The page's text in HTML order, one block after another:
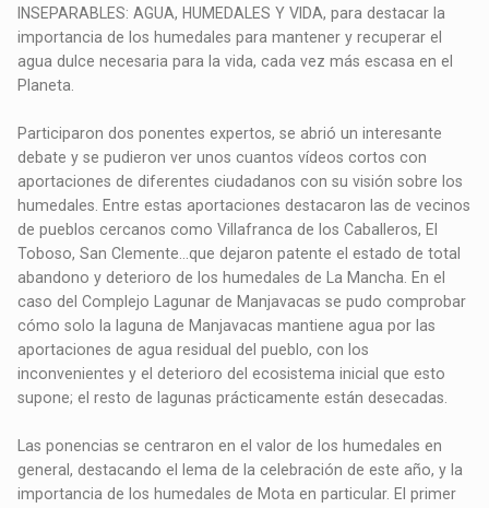
INSEPARABLES: AGUA, HUMEDALES Y VIDA, para destacar la
importancia de los humedales para mantener y recuperar el
agua dulce necesaria para la vida, cada vez más escasa en el
Planeta.
Participaron dos ponentes expertos, se abrió un interesante
debate y se pudieron ver unos cuantos vídeos cortos con
aportaciones de diferentes ciudadanos con su visión sobre los
humedales. Entre estas aportaciones destacaron las de vecinos
de pueblos cercanos como Villafranca de los Caballeros, El
Toboso, San Clemente…que dejaron patente el estado de total
abandono y deterioro de los humedales de La Mancha. En el
caso del Complejo Lagunar de Manjavacas se pudo comprobar
cómo solo la laguna de Manjavacas mantiene agua por las
aportaciones de agua residual del pueblo, con los
inconvenientes y el deterioro del ecosistema inicial que esto
supone; el resto de lagunas prácticamente están desecadas.
Las ponencias se centraron en el valor de los humedales en
general, destacando el lema de la celebración de este año, y la
importancia de los humedales de Mota en particular. El primer